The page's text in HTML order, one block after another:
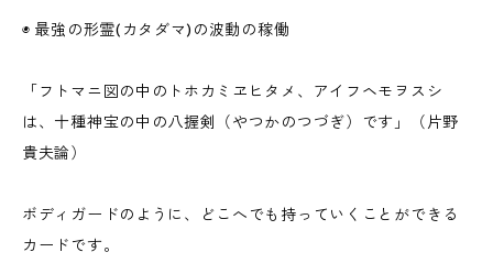
◉ 最強の形霊(カタダマ)の波動の稼働
「フトマニ図の中のトホカミヱヒタメ、アイフヘモヲスシ
は、十種神宝の中の八握剣（やつかのつづぎ）です」（片野
貴夫論）
ボディガードのように、どこへでも持っていくことができる
カードです。